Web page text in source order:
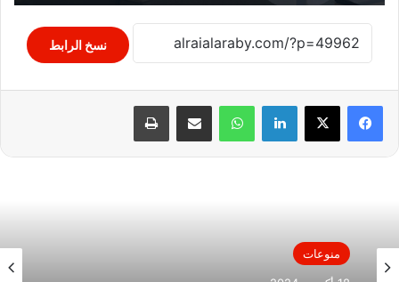
نسخ الرابط
لينكدإن واتساب مشاركة عبر البريد طباعة
منوعات